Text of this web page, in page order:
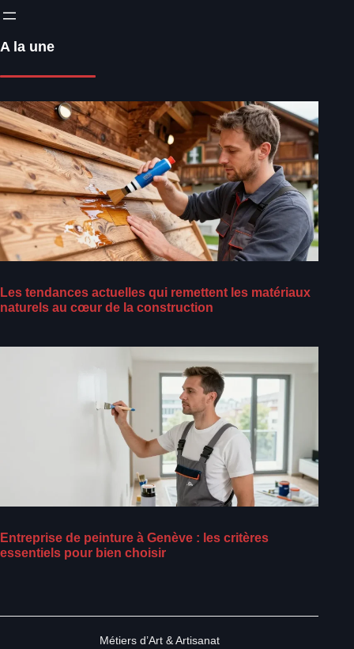
A la une
Les tendances actuelles qui remettent les matériaux
naturels au cœur de la construction
Entreprise de peinture à Genève : les critères
essentiels pour bien choisir
Métiers d’Art & Artisanat